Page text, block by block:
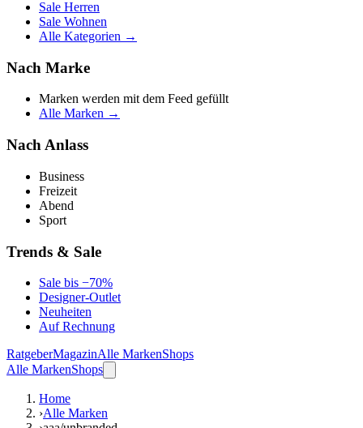
Sale Herren
Sale Wohnen
Alle Kategorien →
Nach Marke
Marken werden mit dem Feed gefüllt
Alle Marken →
Nach Anlass
Business
Freizeit
Abend
Sport
Trends & Sale
Sale bis −70%
Designer-Outlet
Neuheiten
Auf Rechnung
RatgeberMagazinAlle MarkenShops
Alle MarkenShops
Home
›Alle Marken